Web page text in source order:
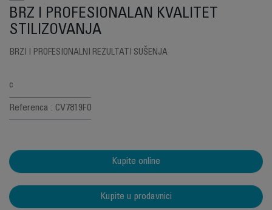
BRZ I PROFESIONALAN KVALITET
STILIZOVANJA
BRZI I PROFESIONALNI REZULTATI SUŠENJA
c
Referenca : CV7819F0
Kupite online
Kupite u prodavnici